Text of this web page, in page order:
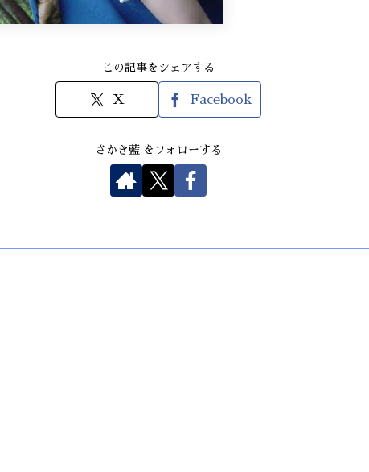
この記事をシェアする
X Facebook
さかき藍 をフォローする